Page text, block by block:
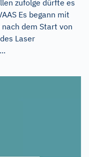
zufolge dürfte es
Es begann mit
dem Start von
Laser